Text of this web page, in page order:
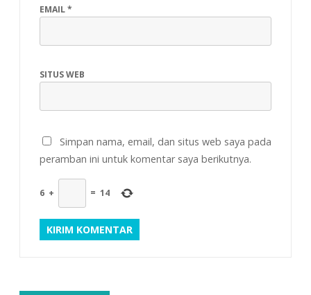
EMAIL*
SITUS WEB
Simpan nama, email, dan situs web saya pada
peramban ini untuk komentar saya berikutnya.
6 + = 14